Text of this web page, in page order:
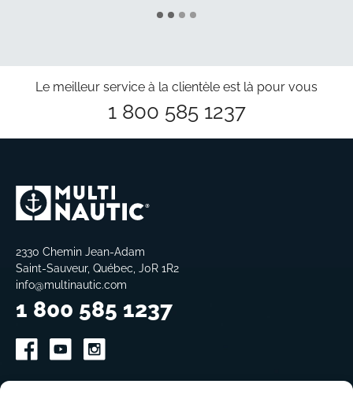
Le meilleur service à la clientèle est là pour vous
1 800 585 1237
2330 Chemin Jean-Adam
Saint-Sauveur, Québec, J0R 1R2
info@multinautic.com
1 800 585 1237